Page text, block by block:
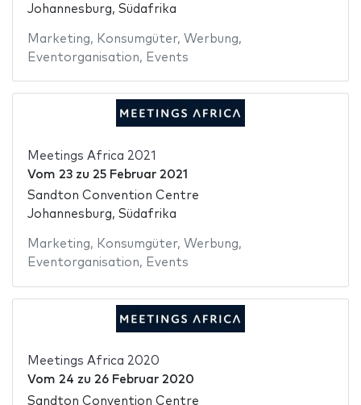
Johannesburg, Südafrika
Marketing, Konsumgüter, Werbung,
Eventorganisation, Events
Meetings Africa 2021
Vom 23zu 25 Februar 2021
Sandton Convention Centre
Johannesburg, Südafrika
Marketing, Konsumgüter, Werbung,
Eventorganisation, Events
Meetings Africa 2020
Vom 24 zu 26 Februar 2020
Sandton Convention Centre